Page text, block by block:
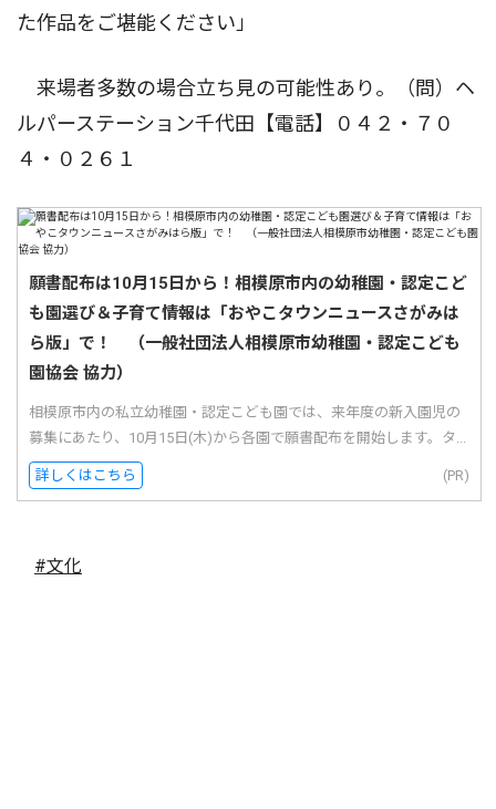
た作品をご堪能ください」
来場者多数の場合立ち見の可能性あり。（問）ヘ
ルパーステーション千代田【電話】０４２・７０
４・０２６１
願書配布は10月15日から！相模原市内の幼稚園・認定こど
も園選び＆子育て情報は「おやこタウンニュースさがみは
ら版」で！ （一般社団法人相模原市幼稚園・認定こども
園協会 協力）
相模原市内の私立幼稚園・認定こども園では、来年度の新入園児の
募集にあたり、10月15日(木)から各園で願書配布を開始します。タ...
詳しくはこちら (PR)
#文化